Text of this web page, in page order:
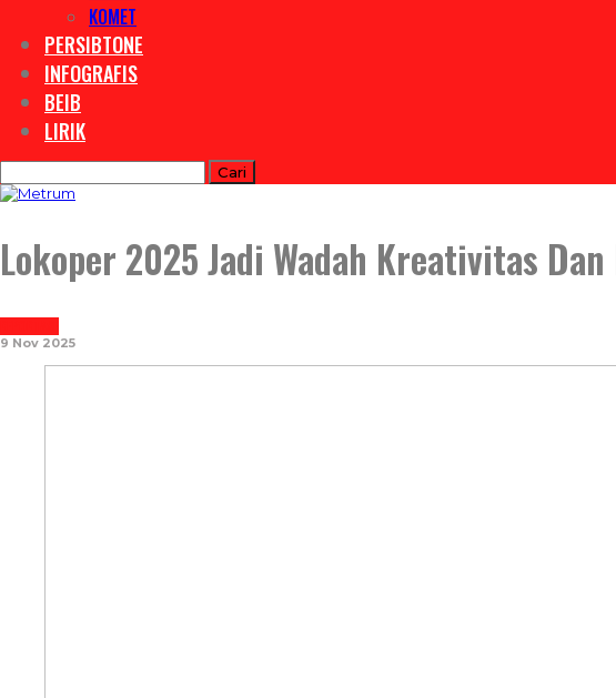
KOMET
PERSIBTONE
INFOGRAFIS
BEIB
LIRIK
Lokoper 2025 Jadi Wadah Kreativitas
9 Nov 2025